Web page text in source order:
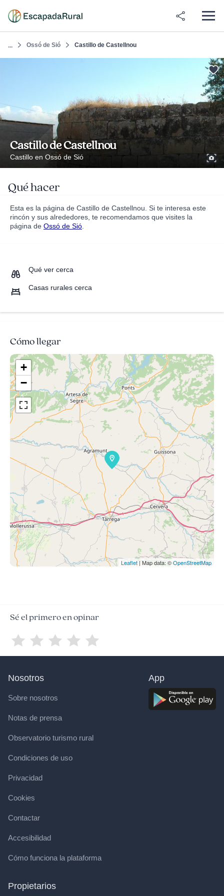
... Ossó de Sió Castillo de Castellnou
Castillo de Castellnou
Castillo en Ossó de Sió
Qué hacer
Esta es la página de Castillo de Castellnou. Si te interesa este
rincón y sus alrededores, te recomendamos que visites la
página de Ossó de Sió
Qué ver cerca
Casas rurales cerca
Cómo llegar
+
−
Leaflet| Map data: ©OpenStreetMap
Sé el primero en opinar
Nosotros
Sobre nosotros
Notas de prensa
Observatorio turismo rural
Condiciones de uso
Privacidad
Cookies
Contactar
Accesibilidad
Cómo funciona la plataforma
Propietarios
App